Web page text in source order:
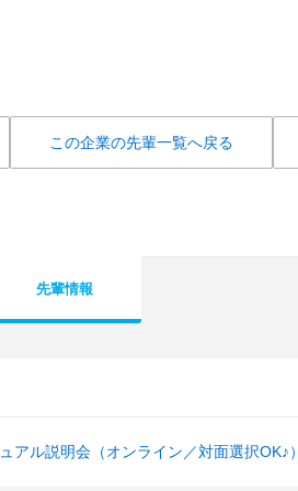
この企業の先輩一覧へ戻る
先輩情報
アル説明会（オンライン／対面選択OK♪）